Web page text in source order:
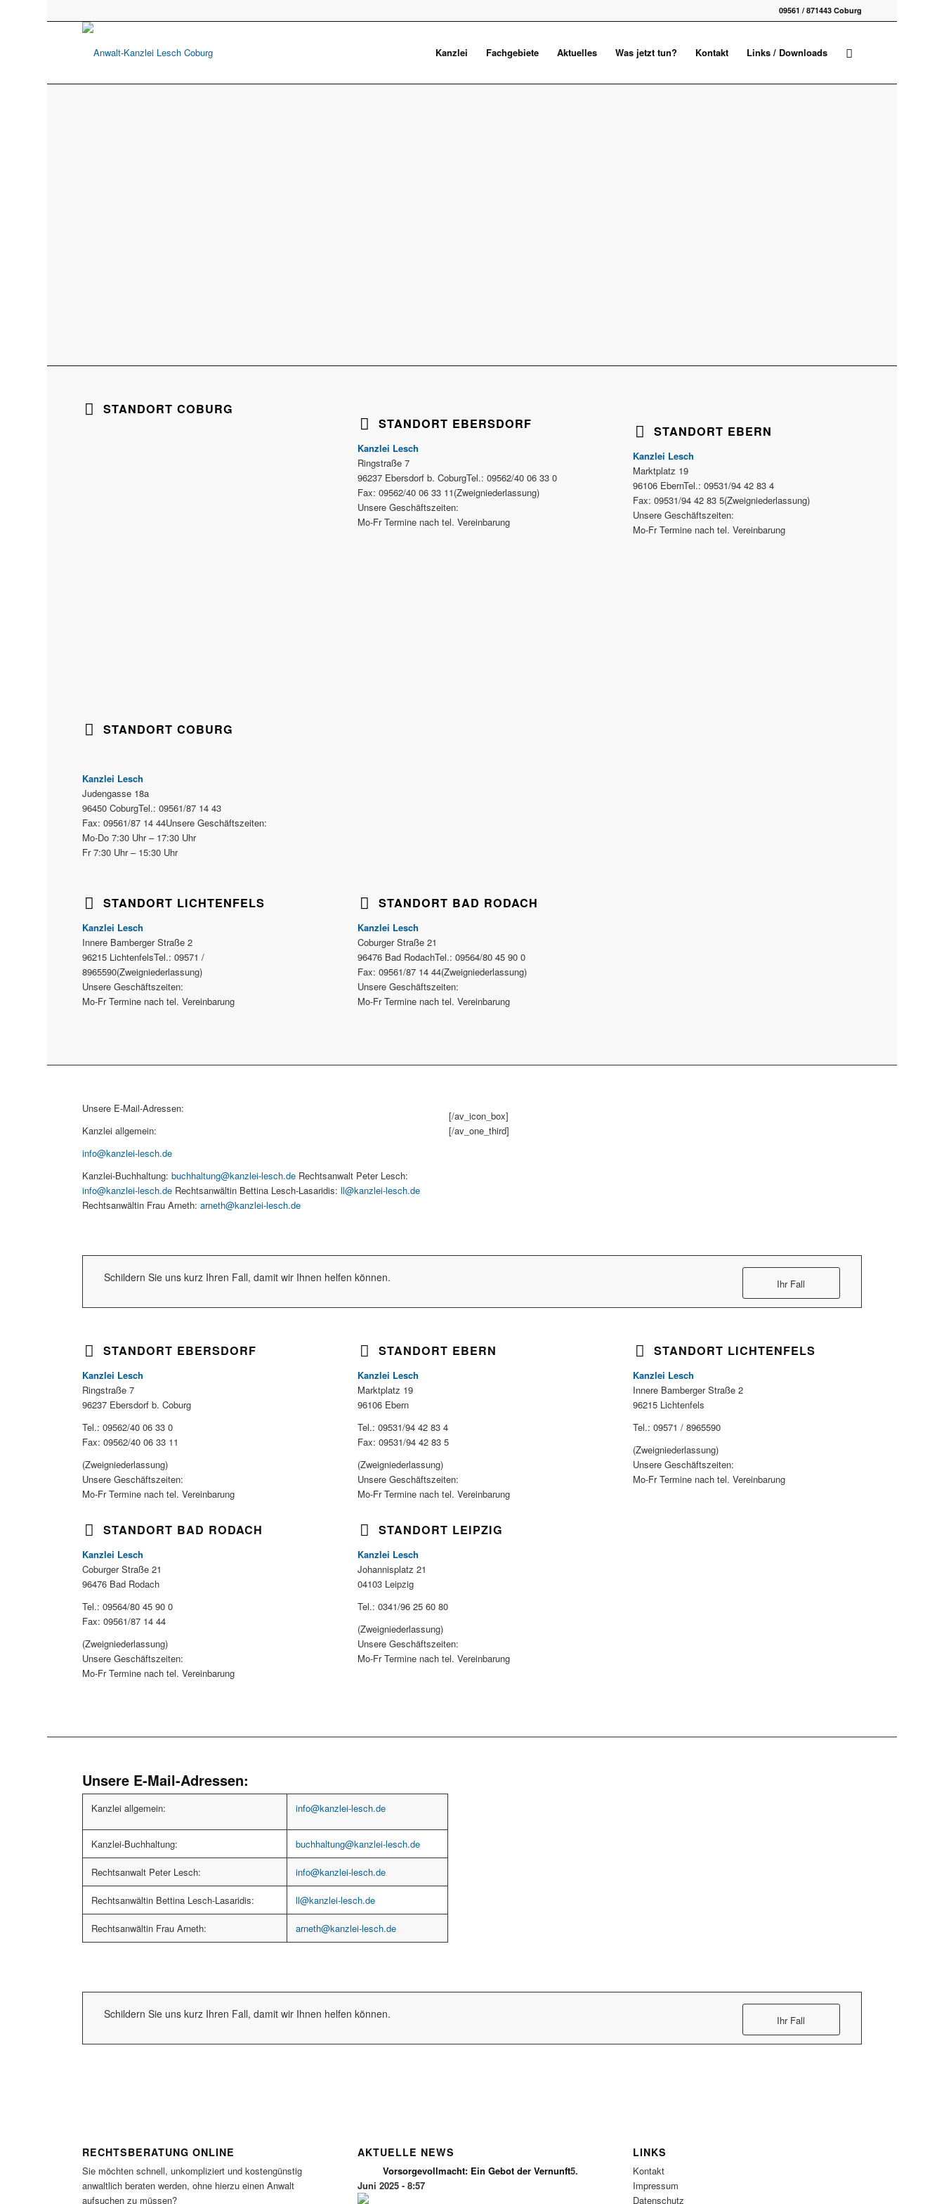
09561 / 871443 Coburg
Kanzlei Fachgebiete Aktuelles Was jetzt tun? Kontakt Links / Downloads
STANDORT COBURG
STANDORT COBURG
Kanzlei Lesch
Judengasse 18a
96450 CoburgTel.: 09561/87 14 43
Fax: 09561/87 14 44Unsere Geschäftszeiten:
Mo-Do 7:30 Uhr – 17:30 Uhr
Fr 7:30 Uhr – 15:30 Uhr
STANDORT EBERSDORF
Kanzlei Lesch
Ringstraße 7
96237 Ebersdorf b. CoburgTel.: 09562/40 06 33 0
Fax: 09562/40 06 33 11(Zweigniederlassung)
Unsere Geschäftszeiten:
Mo-Fr Termine nach tel. Vereinbarung
STANDORT EBERN
Kanzlei Lesch
Marktplatz 19
96106 EbernTel.: 09531/94 42 83 4
Fax: 09531/94 42 83 5(Zweigniederlassung)
Unsere Geschäftszeiten:
Mo-Fr Termine nach tel. Vereinbarung
STANDORT LICHTENFELS
Kanzlei Lesch
Innere Bamberger Straße 2
96215 LichtenfelsTel.: 09571 /
8965590(Zweigniederlassung)
Unsere Geschäftszeiten:
Mo-Fr Termine nach tel. Vereinbarung
STANDORT BAD RODACH
Kanzlei Lesch
Coburger Straße 21
96476 Bad RodachTel.: 09564/80 45 90 0
Fax: 09561/87 14 44(Zweigniederlassung)
Unsere Geschäftszeiten:
Mo-Fr Termine nach tel. Vereinbarung
Unsere E-Mail-Adressen:
Kanzlei allgemein:
info@kanzlei-lesch.de
Kanzlei-Buchhaltung:buchhaltung@kanzlei-lesch.de Rechtsanwalt Peter Lesch:
info@kanzlei-lesch.de Rechtsanwältin Bettina Lesch-Lasaridis:ll@kanzlei-lesch.de
Rechtsanwältin Frau Arneth:arneth@kanzlei-lesch.de
Schildern Sie uns kurz Ihren Fall, damit wir Ihnen helfen können. Ihr Fall
[/av_icon_box]
[/av_one_third]
STANDORT EBERSDORF
Kanzlei Lesch
Ringstraße 7
96237 Ebersdorf b. Coburg
Tel.: 09562/40 06 33 0
Fax: 09562/40 06 33 11
(Zweigniederlassung)
Unsere Geschäftszeiten:
Mo-Fr Termine nach tel. Vereinbarung
STANDORT EBERN
Kanzlei Lesch
Marktplatz 19
96106 Ebern
Tel.: 09531/94 42 83 4
Fax: 09531/94 42 83 5
(Zweigniederlassung)
Unsere Geschäftszeiten:
Mo-Fr Termine nach tel. Vereinbarung
STANDORT LICHTENFELS
Kanzlei Lesch
Innere Bamberger Straße 2
96215 Lichtenfels
Tel.: 09571 / 8965590
(Zweigniederlassung)
Unsere Geschäftszeiten:
Mo-Fr Termine nach tel. Vereinbarung
STANDORT BAD RODACH
Kanzlei Lesch
Coburger Straße 21
96476 Bad Rodach
Tel.: 09564/80 45 90 0
Fax: 09561/87 14 44
(Zweigniederlassung)
Unsere Geschäftszeiten:
Mo-Fr Termine nach tel. Vereinbarung
STANDORT LEIPZIG
Kanzlei Lesch
Johannisplatz 21
04103 Leipzig
Tel.: 0341/96 25 60 80
(Zweigniederlassung)
Unsere Geschäftszeiten:
Mo-Fr Termine nach tel. Vereinbarung
Unsere E-Mail-Adressen:
Kanzlei allgemein: info@kanzlei-lesch.de
Kanzlei-Buchhaltung: buchhaltung@kanzlei-lesch.de
Rechtsanwalt Peter Lesch: info@kanzlei-lesch.de
Rechtsanwältin Bettina Lesch-Lasaridis: ll@kanzlei-lesch.de
Rechtsanwältin Frau Arneth: arneth@kanzlei-lesch.de
Schildern Sie uns kurz Ihren Fall, damit wir Ihnen helfen können. Ihr Fall
RECHTSBERATUNG ONLINE
Sie möchten schnell, unkompliziert und kostengünstig
anwaltlich beraten werden, ohne hierzu einen Anwalt
aufsuchen zu müssen?
AKTUELLE NEWS
Vorsorgevollmacht: Ein Gebot der Vernunft5.
Juni 2025 - 8:57
LINKS
Kontakt
Impressum
Datenschutz